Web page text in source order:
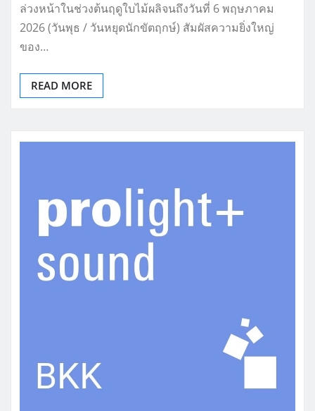
ล่วงหน้าในช่วงต้นฤดูใบไม้ผลิจนถึงวันที่ 6 พฤษภาคม
2026 (วันพุธ / วันหยุดนักขัตฤกษ์) สัมผัสความยิ่งใหญ่
ของ…
READ MORE